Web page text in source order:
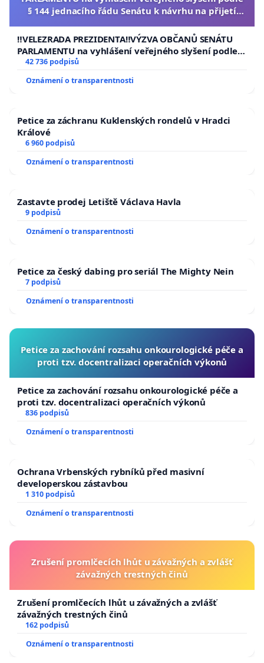
§ 144 jednacího řádu Senátu k návrhu na přijetí
republiky
‼️VELEZRADA PREZIDENTA‼️VÝZVA OBČANŮ SENÁTU
PARLAMENTU na vyhlášení veřejného slyšení podle §
144 jednacího řádu Senátu k návrhu na přijetí
republiky
42 736 podpisů
Oznámení o transparentnosti
Petice za záchranu Kuklenských rondelů v Hradci
Králové
6 960 podpisů
Oznámení o transparentnosti
Zastavte prodej Letiště Václava Havla
9 podpisů
Oznámení o transparentnosti
Petice za český dabing pro seriál The Mighty Nein
7 podpisů
Oznámení o transparentnosti
Petice za zachování rozsahu onkourologické péče a
proti tzv. docentralizaci operačních výkonů
Petice za zachování rozsahu onkourologické péče a
proti tzv. docentralizaci operačních výkonů
836 podpisů
Oznámení o transparentnosti
Ochrana Vrbenských rybníků před masivní
developerskou zástavbou
1 310 podpisů
Oznámení o transparentnosti
Zrušení promlčecích lhůt u závažných a zvlášť
závažných trestných činů
Zrušení promlčecích lhůt u závažných a zvlášť
závažných trestných činů
162 podpisů
Oznámení o transparentnosti